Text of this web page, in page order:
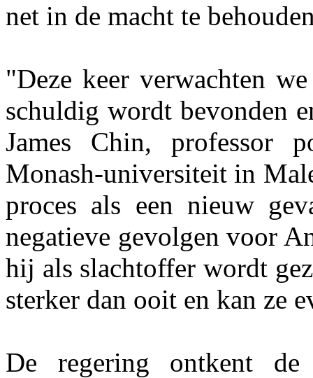
net in de macht te
"Deze keer verwachten
schuldig wordt bevonden
James Chin, professor
Monash-universiteit in
proces als een nieuw
negatieve gevolgen voor
hij als slachtoffer wordt
sterker dan ooit en kan ze
De regering ontkent de